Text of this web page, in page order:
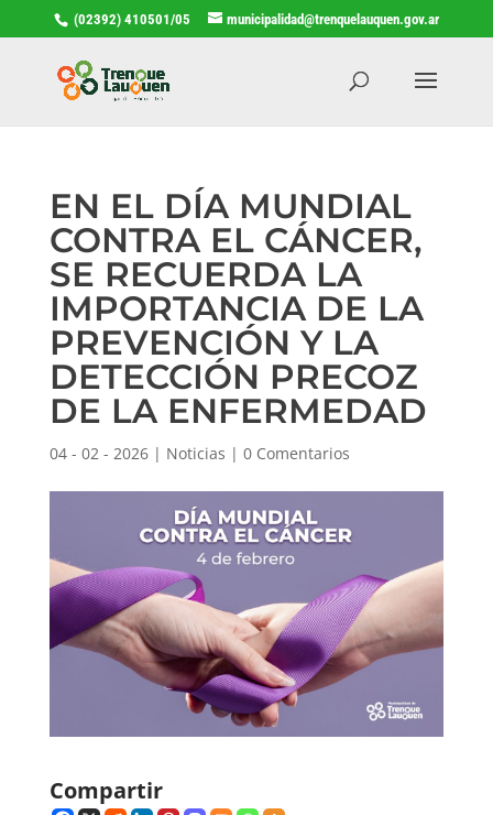
(02392) 410501/05 municipalidad@trenquelauquen.gov.ar
EN EL DÍA MUNDIAL
CONTRA EL CÁNCER,
SE RECUERDA LA
IMPORTANCIA DE LA
PREVENCIÓN Y LA
DETECCIÓN PRECOZ
DE LA ENFERMEDAD
04 - 02 - 2026| Noticias | 0 Comentarios
Compartir